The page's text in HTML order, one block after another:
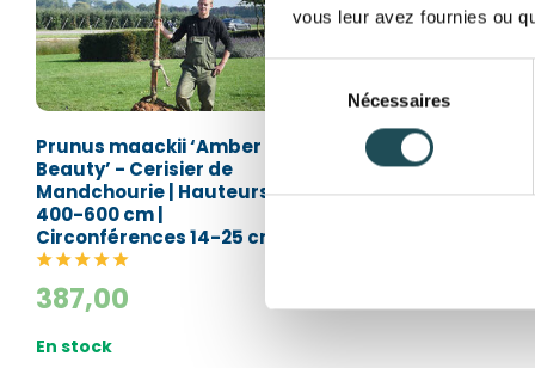
vous leur avez fournies ou
du
consentement
Nécessaires
Prunus maackii ‘Amber
Beauty’ - Cerisier de
Mandchourie | Hauteurs
400-600 cm |
Circonférences 14-25 cm
387,00
En stock
Liriodendron
Tulipier de Virginie